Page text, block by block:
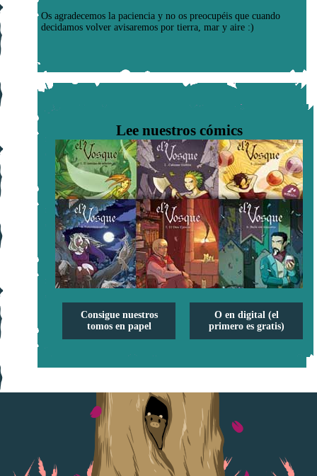
Os agradecemos la paciencia y no os preocupéis que cuando
decidamos volver avisaremos por tierra, mar y aire :)
Lee nuestros cómics
Consigue nuestros
tomos en papel
O en digital (el
primero es gratis)